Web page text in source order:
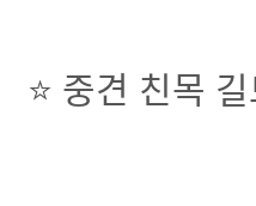
⭐ 중견 친목 길